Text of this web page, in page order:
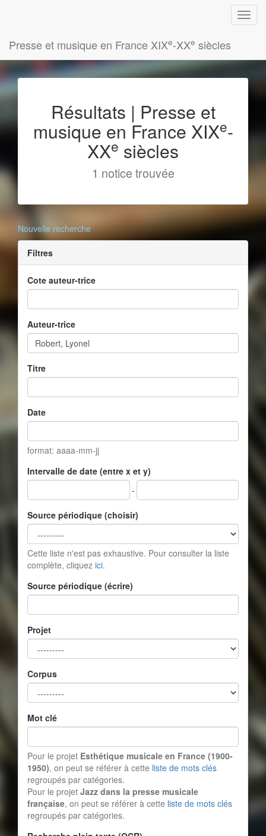
Presse et musique en France XIXe-XXe siècles
Résultats | Presse et
musique en France XIXe-
XXe siècles
1 notice trouvée
Nouvelle recherche
Filtres
Cote auteur-trice
Auteur-trice
Titre
Date
format: aaaa-mm-jj
Intervalle de date (entre x et y)
-
Source périodique (choisir)
Cette liste n'est pas exhaustive. Pour consulter la liste
complète, cliquez ici.
Source périodique (écrire)
Projet
Corpus
Mot clé
Pour le projet Esthétique musicale en France (1900-
1950), on peut se référer à cette liste de mots clés
regroupés par catégories.
Pour le projet Jazz dans la presse musicale
française, on peut se référer à cette liste de mots clés
regroupés par catégories.